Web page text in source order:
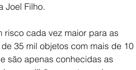
Joel Filho.
risco cada vez maior para as
35 mil objetos com mais de 10
são apenas conhecidas as